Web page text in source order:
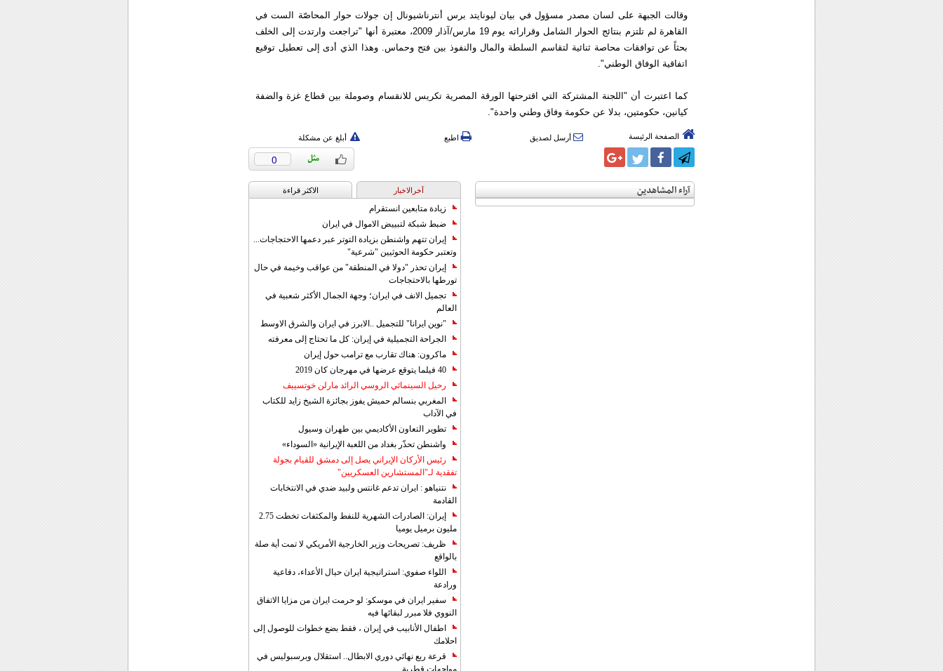
وقالت الجبهة على لسان مصدر مسؤول في بيان ليونايتد برس أنترناشيونال إن جولات حوار المحاصّة الست في
القاهرة لم تلتزم بنتائج الحوار الشامل وقراراته يوم 19 مارس/آذار 2009، معتبرة أنها "تراجعت وارتدت إلى الخلف
بحثاً عن توافقات محاصة ثنائية لتقاسم السلطة والمال والنفوذ بين فتح وحماس. وهذا الذي أدى إلى تعطيل توقيع
اتفاقية الوفاق الوطني".
كما اعتبرت أن "اللجنة المشتركة التي اقترحتها الورقة المصرية تكريس للانقسام وصوملة بين قطاع غزة والضفة
كيانين، حكومتين، بدلا عن حكومة وفاق وطني واحدة".
الصفحة الرئيسة أرسل لصديق اطبع أبلغ عن مشكلة
0
آراء المشاهدين آخرالاخبار الاکثر قراءة
زيادة متابعين انستقرام
ضبط شبكة لتبييض الاموال في ايران
إيران تتهم واشنطن بزيادة التوتر عبر دعمها الاحتجاجات...
وتعتبر حكومة الحوثيين "شرعية"
إيران تحذر "دولا في المنطقة" من عواقب وخيمة في حال
تورطها بالاحتجاجات
تجميل الانف في ايران؛ وجهة الجمال الأكثر شعبية في
العالم
"نوين ايرانا" للتجميل ..الابرز في ايران والشرق الاوسط
الجراحة التجميلية في إيران: كل ما تحتاج إلى معرفته
ماكرون: هناك تقارب مع ترامب حول إيران
40 فيلما يتوقع عرضها في مهرجان كان 2019
رحيل السينمائي الروسي الرائد مارلن خوتسييف
المغربي بنسالم حميش يفوز بجائزة الشيخ زايد للكتاب
في الآداب
تطوير التعاون الأكاديمي بين طهران وسيول
واشنطن تحذّر بغداد من اللعبة الإيرانية «السوداء»
رئيس الأركان الإيراني يصل إلى دمشق للقيام بجولة
تفقدية لـ"المستشارين العسكريين"
نتنياهو : ايران تدعم غانتس ولبيد ضدي في الانتخابات
القادمة
إيران: الصادرات الشهریة للنفط والمكثفات تخطت 2.75
مليون برميل يوميا
ظريف: تصريحات وزير الخارجية الأمريكي لا تمت أية صلة
بالواقع
اللواء صفوي: استراتيجية ايران حيال الأعداء، دفاعية
ورادعة
سفير ايران في موسكو: لو حرمت ايران من مزايا الاتفاق
النووي فلا مبرر لبقائها فيه
اطفال الأنابيب في إيران ، فقط بضع خطوات للوصول إلى
احلامك
قرعة ربع نهائي دوري الابطال.. استقلال وبرسبوليس في
مواجهات قطرية